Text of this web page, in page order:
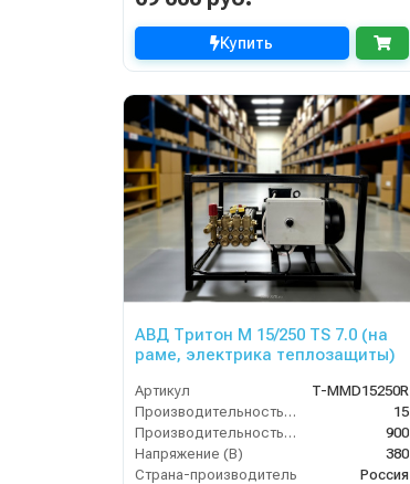
Купить
АВД Тритон M 15/250 TS 7.0 (на
раме, электрика теплозащиты)
Артикул
T-MMD15250R
Производительность (л/мин)
15
Производительность (л/ч)
900
Напряжение (В)
380
Страна-производитель
Россия